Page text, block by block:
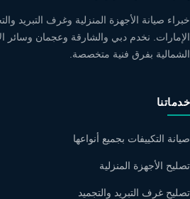
خبراء صيانة الأجهزة المنزلية وغرف التبريد
الإمارات. نخدم دبي والشارقة وعجمان وسائر
الشمالية بفرق فنية متخصصة.
خدماتنا
صيانة التكييفات بجميع أنواعها
تصليح الأجهزة المنزلية
تصليح غرف التبريد والتجميد